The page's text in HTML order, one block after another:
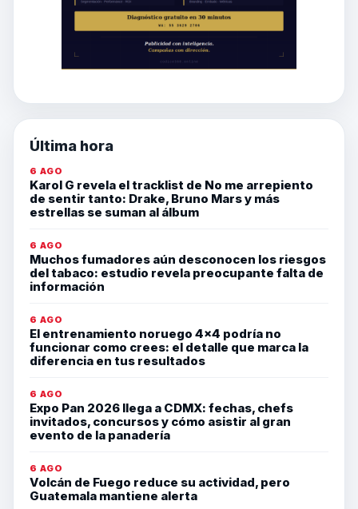
Última hora
6 AGO
Karol G revela el tracklist de No me arrepiento
de sentir tanto: Drake, Bruno Mars y más
estrellas se suman al álbum
6 AGO
Muchos fumadores aún desconocen los riesgos
del tabaco: estudio revela preocupante falta de
información
6 AGO
El entrenamiento noruego 4×4 podría no
funcionar como crees: el detalle que marca la
diferencia en tus resultados
6 AGO
Expo Pan 2026 llega a CDMX: fechas, chefs
invitados, concursos y cómo asistir al gran
evento de la panadería
6 AGO
Volcán de Fuego reduce su actividad, pero
Guatemala mantiene alerta